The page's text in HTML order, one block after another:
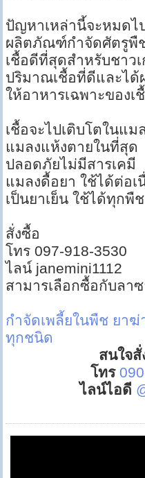
ปัญหาเหล่านี้จะหมดไ
ผลิตภัณฑ์กำจัดศัตรูพื
เชื้อดีที่สุดสำหรับชาว
ปริมาณเชื้อที่ดีและได้
ให้อาหารเฉพาะของเ
เชื้อจะไปเติบโตในแ
แมลงแห้งตายในที่สุด
ปลอดภัยไม่มีสารเคมี
แมลงดื้อยา ใช้ได้ต่อเ
เป็นยาเย็น ใช้ได้ทุกพื
สั่งซื้อ
โทร 097-918-3530
ไลน์ janemini1112
สามารเลือกซื้อกับลา
กำจัดเพลี้ยในพืช ยาฆ่
ทุกชนิด
สนใจ
โทร
ไลน์ไอดี